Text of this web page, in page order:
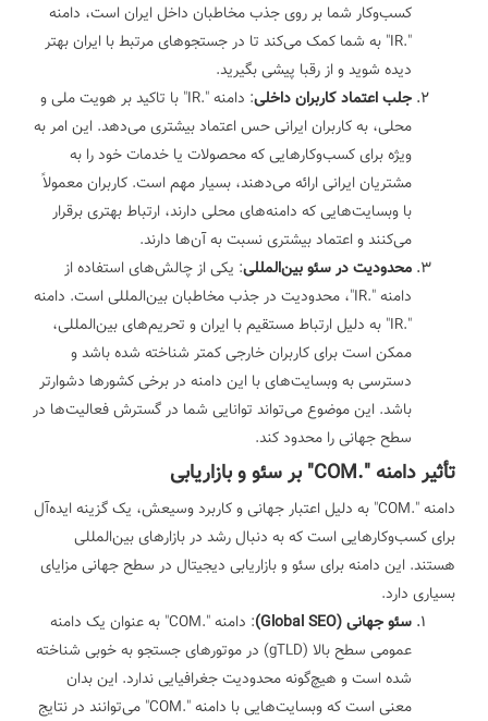
کسب‌وکار شما بر روی جذب مخاطبان داخل ایران است، دامنه
".IR" به شما کمک می‌کند تا در جستجوهای مرتبط با ایران بهتر
دیده شوید و از رقبا پیشی بگیرید.
جلب اعتماد کاربران داخلی
: دامنه ".IR" با تاکید بر هویت ملی و
محلی، به کاربران ایرانی حس اعتماد بیشتری می‌دهد. این امر به
ویژه برای کسب‌وکارهایی که محصولات یا خدمات خود را به
مشتریان ایرانی ارائه می‌دهند، بسیار مهم است. کاربران معمولاً
با وبسایت‌هایی که دامنه‌های محلی دارند، ارتباط بهتری برقرار
می‌کنند و اعتماد بیشتری نسبت به آن‌ها دارند.
محدودیت در سئو بین‌المللی: یکی از چالش‌های استفاده از
دامنه ".IR"، محدودیت در جذب مخاطبان بین‌المللی است. دامنه
".IR" به دلیل ارتباط مستقیم با ایران و تحریم‌های بین‌المللی،
ممکن است برای کاربران خارجی کمتر شناخته شده باشد و
دسترسی به وبسایت‌های با این دامنه در برخی کشورها دشوارتر
باشد. این موضوع می‌تواند توانایی شما در گسترش فعالیت‌ها در
سطح جهانی را محدود کند.
تأثیر دامنه ".COM" بر سئو و بازاریابی
دامنه ".COM" به دلیل اعتبار جهانی و کاربرد وسیعش، یک گزینه ایده‌آل
برای کسب‌وکارهایی است که به دنبال رشد در بازارهای بین‌المللی
هستند. این دامنه برای سئو و بازاریابی دیجیتال در سطح جهانی مزایای
بسیاری دارد.
سئو جهانی (Global SEO)
: دامنه ".COM" به عنوان یک دامنه
عمومی سطح بالا (gTLD) در موتورهای جستجو به خوبی شناخته
شده است و هیچ‌گونه محدودیت جغرافیایی ندارد. این بدان
معنی است که وبسایت‌هایی با دامنه ".COM" می‌توانند در نتایج